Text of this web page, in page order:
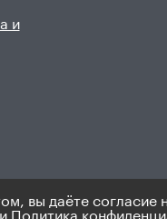
и
публичной офертой.
вы даёте согласие
и Политика